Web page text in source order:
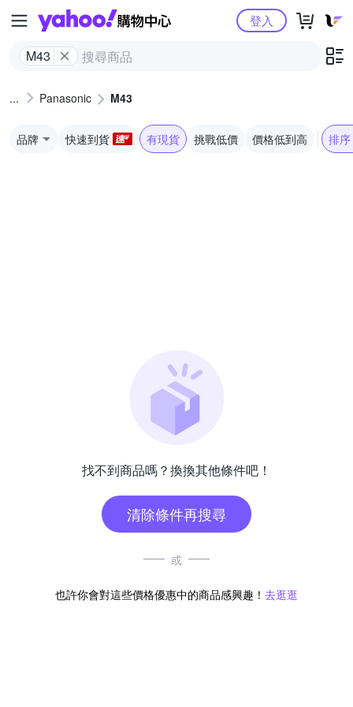
Yahoo購物中心
M43
登入
Panasonic M43
品牌 快速到貨 有現貨 挑戰低價 價格低到高 排序
找不到商品嗎？換換其他條件吧！
清除條件再搜尋
或
也許你會對這些價格優惠中的商品感興趣！ 去逛逛